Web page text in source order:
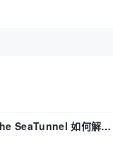
SeaTunnel 如何解决